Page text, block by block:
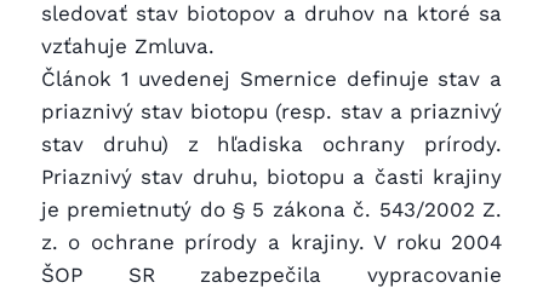
sledovať stav biotopov a druhov na ktoré sa
vzťahuje Zmluva.
Článok 1 uvedenej Smernice definuje stav a
priaznivý stav biotopu (resp. stav a priaznivý
stav druhu) z hľadiska ochrany prírody.
Priaznivý stav druhu, biotopu a časti krajiny
je premietnutý do § 5 zákona č. 543/2002 Z.
z. o ochrane prírody a krajiny. V roku 2004
ŠOP SR zabezpečila vypracovanie